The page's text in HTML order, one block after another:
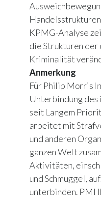
KPMG-Analyse
die Strukturen
Kriminalität
Anmerkung
Für Philip Morris
Unterbindung des
seit Langem
arbeitet mit
und anderen
ganzen Welt
Aktivitäten,
und Schmuggel,
unterbinden. PMI